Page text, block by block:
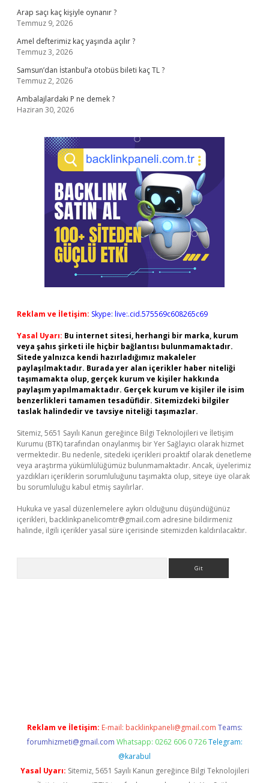
Arap saçı kaç kişiyle oynanır ?
Temmuz 9, 2026
Amel defterimiz kaç yaşında açılır ?
Temmuz 3, 2026
Samsun’dan İstanbul’a otobüs bileti kaç TL ?
Temmuz 2, 2026
Ambalajlardaki P ne demek ?
Haziran 30, 2026
Reklam ve İletişim: Skype: live:.cid.575569c608265c69
Yasal Uyarı: Bu internet sitesi, herhangi bir marka, kurum
veya şahıs şirketi ile hiçbir bağlantısı bulunmamaktadır.
Sitede yalnızca kendi hazırladığımız makaleler
paylaşılmaktadır. Burada yer alan içerikler haber niteliği
taşımamakta olup, gerçek kurum ve kişiler hakkında
paylaşım yapılmamaktadır. Gerçek kurum ve kişiler ile isim
benzerlikleri tamamen tesadüfidir. Sitemizdeki bilgiler
taslak halindedir ve tavsiye niteliği taşımazlar.
Sitemiz, 5651 Sayılı Kanun gereğince Bilgi Teknolojileri ve İletişim
Kurumu (BTK) tarafından onaylanmış bir Yer Sağlayıcı olarak hizmet
vermektedir. Bu nedenle, sitedeki içerikleri proaktif olarak denetleme
veya araştırma yükümlülüğümüz bulunmamaktadır. Ancak, üyelerimiz
yazdıkları içeriklerin sorumluluğunu taşımakta olup, siteye üye olarak
bu sorumluluğu kabul etmiş sayılırlar.
Hukuka ve yasal düzenlemelere aykırı olduğunu düşündüğünüz
içerikleri, backlinkpanelicomtr@gmail.com adresine bildirmeniz
halinde, ilgili içerikler yasal süre içerisinde sitemizden kaldırılacaktır.
Reklam ve İletişim: E-mail: backlinkpaneli@gmail.com Teams:
forumhizmeti@gmail.com Whatsapp: 0262 606 0 726 Telegram:
@karabul
Yasal Uyarı: Sitemiz, 5651 Sayılı Kanun gereğince Bilgi Teknolojileri